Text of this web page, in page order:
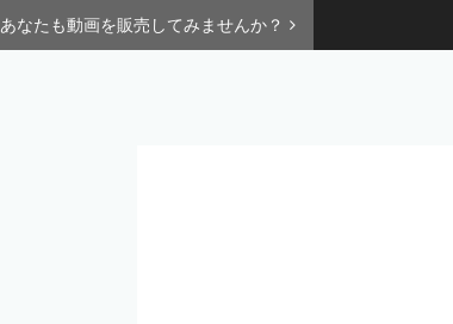
あなたも動画を販売してみませんか？